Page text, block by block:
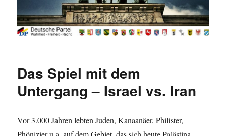
Das Spiel mit dem
Untergang – Israel vs. Iran
Vor 3.000 Jahren lebten Juden, Kanaanäer, Philister,